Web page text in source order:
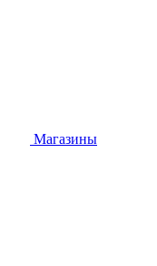
Магазины